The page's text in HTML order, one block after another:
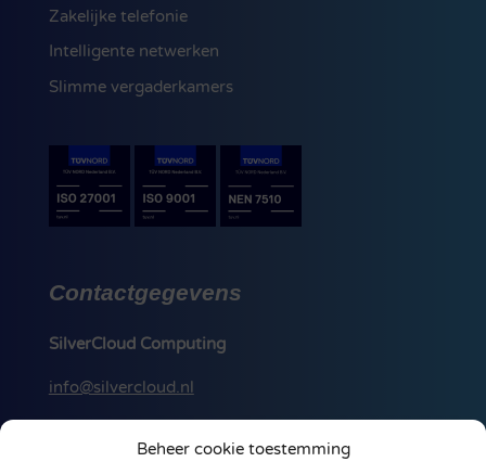
Beheer cookie toestemming
Zakelijke telefonie
Intelligente netwerken
Slimme vergaderkamers
Contactgegevens
SilverCloud Computing
info@silvercloud.nl